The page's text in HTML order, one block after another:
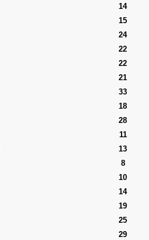
14
15
24
22
22
21
33
18
28
11
13
8
10
14
19
25
29